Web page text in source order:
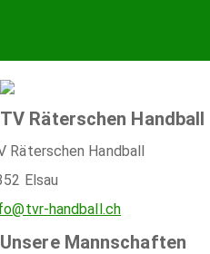
TV Räterschen Handball
Räterschen Handball
Elsau
handball.ch
Unsere Mannschaften